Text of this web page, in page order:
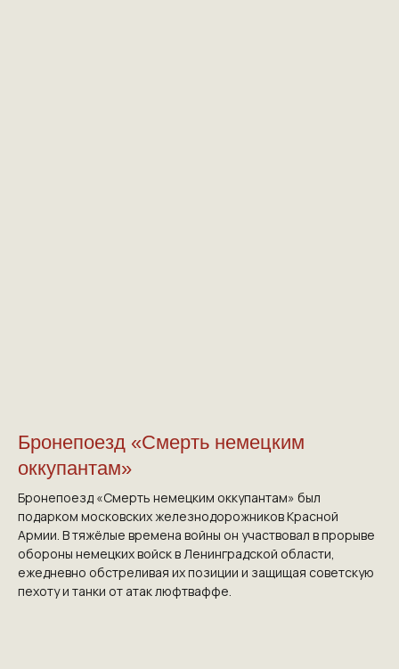
Бронепоезд «Смерть немецким
оккупантам»
Бронепоезд «Смерть немецким оккупантам» был
подарком московских железнодорожников Красной
Армии. В тяжёлые времена войны он участвовал в прорыве
обороны немецких войск в Ленинградской области,
ежедневно обстреливая их позиции и защищая советскую
пехоту и танки от атак люфтваффе.